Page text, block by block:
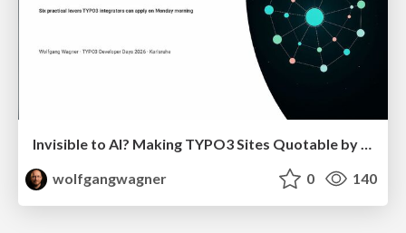
Invisible to AI? Making TYPO3 Sites Quotable by AI Search Systems
wolfgangwagner
0 140